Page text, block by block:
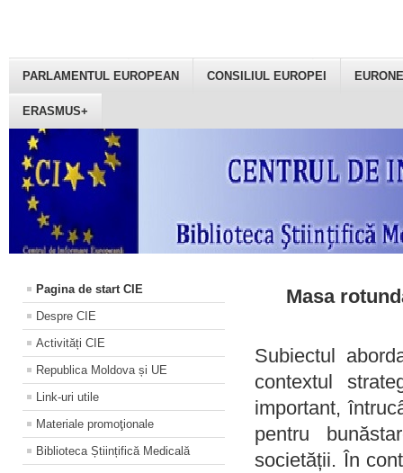
PARLAMENTUL EUROPEAN CONSILIUL EUROPEI
ERASMUS+
Pagina de start CIE
Despre CIE
Activități CIE
Republica Moldova și UE
Link-uri utile
Materiale promoţionale
Biblioteca Științifică Medicală
Masa
Subiectul
contextul
important,
pentru
societății. În